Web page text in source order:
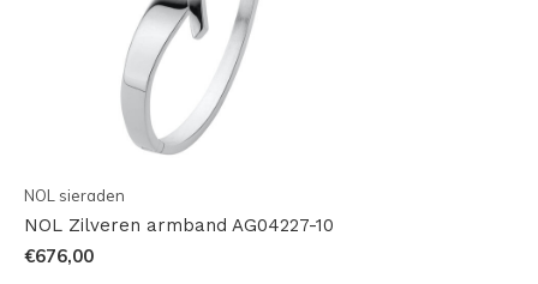
NOL sieraden
NOL Zilveren armband AG04227-10
€676,00